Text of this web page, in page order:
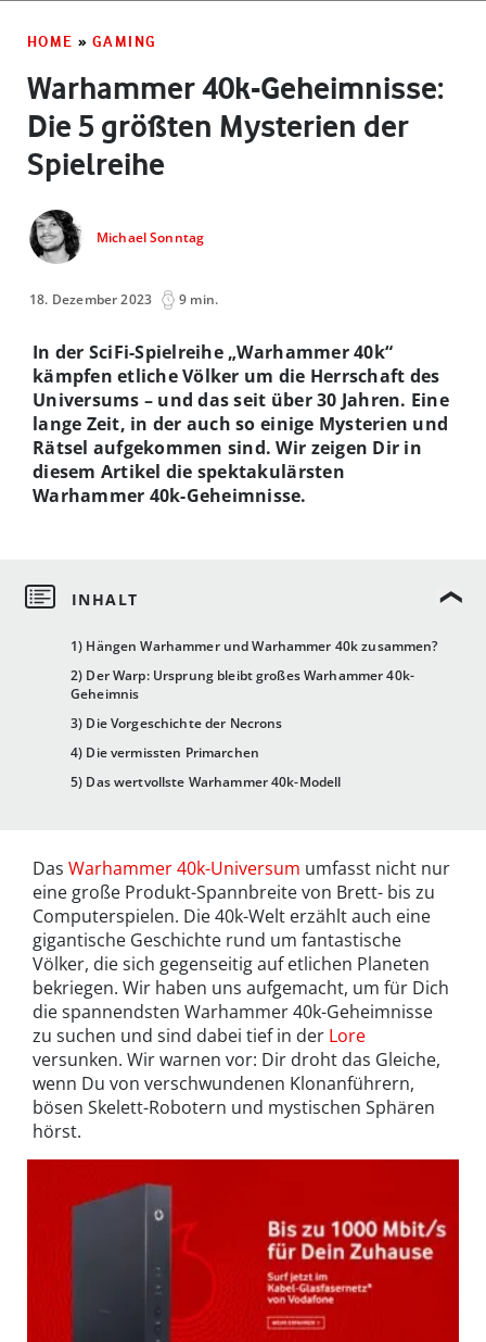
HOME » GAMING
Warhammer 40k-Geheimnisse:
Die 5 größten Mysterien der
Spielreihe
Michael Sonntag
18. Dezember 2023 9 min.
1) Hängen Warhammer und Warhammer 40k zusammen?
2) Der Warp: Ursprung bleibt großes Warhammer 40k-
Geheimnis
3) Die Vorgeschichte der Necrons
4) Die vermissten Primarchen
5) Das wertvollste Warhammer 40k-Modell
In der SciFi-Spielreihe „Warhammer 40k“
kämpfen etliche Völker um die Herrschaft des
Universums – und das seit über 30 Jahren. Eine
lange Zeit, in der auch so einige Mysterien und
Rätsel aufgekommen sind. Wir zeigen Dir in
diesem Artikel die spektakulärsten
Warhammer 40k-Geheimnisse.
Das Warhammer 40k-Universum umfasst nicht nur
eine große Produkt-Spannbreite von Brett- bis zu
Computerspielen. Die 40k-Welt erzählt auch eine
gigantische Geschichte rund um fantastische
Völker, die sich gegenseitig auf etlichen Planeten
bekriegen. Wir haben uns aufgemacht, um für Dich
die spannendsten Warhammer 40k-Geheimnisse
zu suchen und sind dabei tief in der Lore
versunken. Wir warnen vor: Dir droht das Gleiche,
wenn Du von verschwundenen Klonanführern,
bösen Skelett-Robotern und mystischen Sphären
hörst.